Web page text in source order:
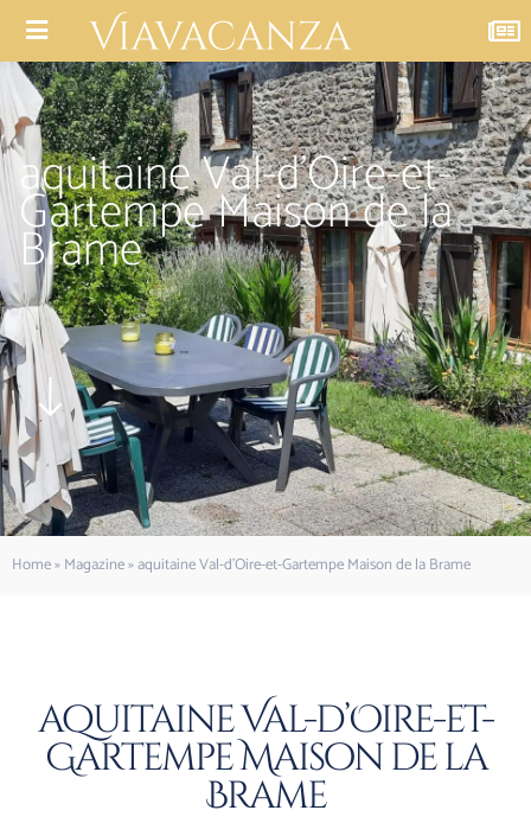
aquitaine Val-d’Oire-et-
Gartempe Maison de la
Brame
Home»Magazine»aquitaine Val-d’Oire-et-Gartempe Maison de la Brame
aquitaine Val-d’Oire-et-
Gartempe Maison de la
Brame